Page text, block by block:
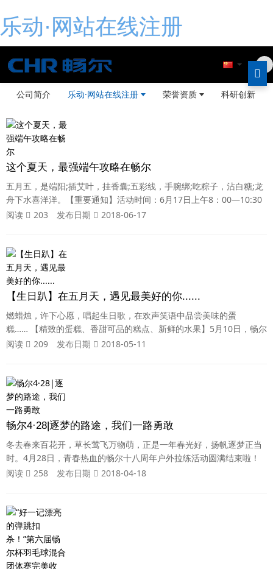
乐动·网站在线注册
公司简介 乐动·网站在线注册 荣誉资质 科研创新
这个夏天，最强端午攻略在畅尔
五月五，是端阳;插艾叶，挂香囊;五彩线，手腕绑;吃粽子，沾白糖;龙
舟下水喜洋洋。【重要通知】活动时间：6月17日上午8：00—10:30
活动地点：一楼会议室山城里过节的气氛越来越浓，快来走进现场感
热闹闹“粽”享端午。【粽子发家史】据记载，粽子最早出现在春秋时
期，用菰叶（茭白叶）包黍
阅读 203 发布日期 2018-06-17
【生日趴】在五月天，遇见最美好的你......
燃蜡烛，许下心愿，唱起生日歌，在欢声笑语中品尝美味的蛋
糕…… 【精致的蛋糕、香甜可品的糕点、新鲜的水果】5月10日，畅尔
会议室不时传出欢笑声，洋溢着一派欢乐祥和的气氛。这是畅尔为五
ing】 精心装饰的会议室烘托出温馨的氛围，
阅读 209 发布日期 2018-05-11
畅尔4·28|逐梦的路途，我们一路勇敢
冬去春来百花开，草长莺飞万物萌，正是一年春光好，扬帆逐梦正当
时。4月28日，青春热血的畅尔十八周年户外拉练活动圆满结束啦！
从畅尔公司出发徒步拉练到仙都，全程18公里+，历时4个小时，浙江
量、收获酸甜苦辣的成长故事。 出发前的动员 意气风发的踏上征途
阅读 258 发布日期 2018-04-18